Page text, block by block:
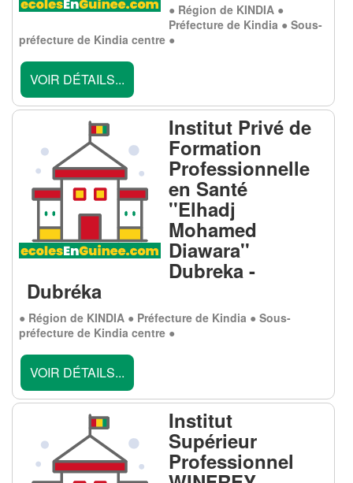
● Région de KINDIA ●
Préfecture de Kindia ● Sous-
préfecture de Kindia centre ●
VOIR DÉTAILS...
Institut Privé de
Formation
Professionnelle
en Santé
''Elhadj
Mohamed
Diawara''
Dubreka -
Dubréka
● Région de KINDIA ● Préfecture de Kindia ● Sous-
préfecture de Kindia centre ●
VOIR DÉTAILS...
Institut
Supérieur
Professionnel